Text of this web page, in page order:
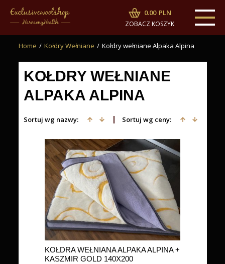
0.00 PLN
ZOBACZ KOSZYK
Home / Kołdry Wełniane / Kołdry wełniane Alpaka Alpina
KOŁDRY WEŁNIANE
ALPAKA ALPINA
Sortuj wg nazwy: Sortuj wg ceny:
KOŁDRA WEŁNIANA ALPAKA ALPINA +
KASZMIR GOLD 140X200